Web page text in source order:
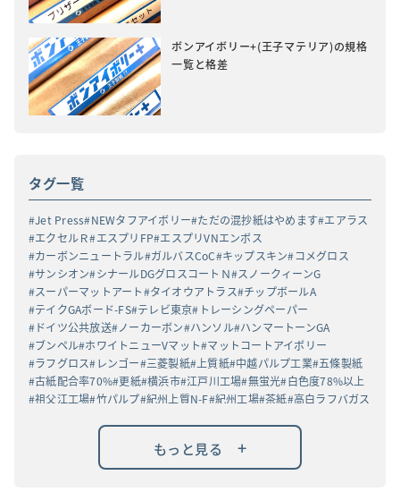
ボンアイボリー+(王子マテリア)の規格
一覧と格差
タグ一覧
Jet Press NEWタフアイボリー ただの混抄紙はやめます エアラス
エクセルＲ エスプリFP エスプリVNエンボス
カーボンニュートラル ガルバスCoC キップスキン コメグロス
サンシオン シナールDGグロスコートＮ スノークィーンG
スーパーマットアート タイオウアトラス チップボールA
テイクGAボード-FS テレビ東京
トレーシングペーパー
ドイツ公共放送 ノーカーボン ハンソル ハンマートーンGA
ブンペル ホワイトニューVマット マットコートアイボリー
ラフグロス レンゴー 三菱製紙 上質紙 中越パルプ工業 五條製紙
古紙配合率70% 更紙 横浜市 江戸川工場 無蛍光 白色度78%以上
祖父江工場 竹パルプ 紀州上質N-F 紀州工場 茶紙 高白ラフバガス
もっと見る +